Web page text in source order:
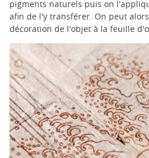
pigments naturels puis on
afin de l'y transférer. On peut
décoration de l'objet à la feuille